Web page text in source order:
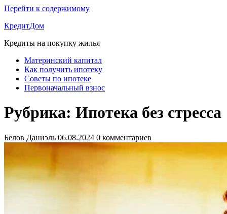
Перейти к содержимому
КредитДом
Кредиты на покупку жилья
Материнский капитал
Как получить ипотеку
Советы по ипотеке
Первоначальный взнос
Рубрика: Ипотека без стресса
Белов Даниэль 06.08.2024 0 комментариев